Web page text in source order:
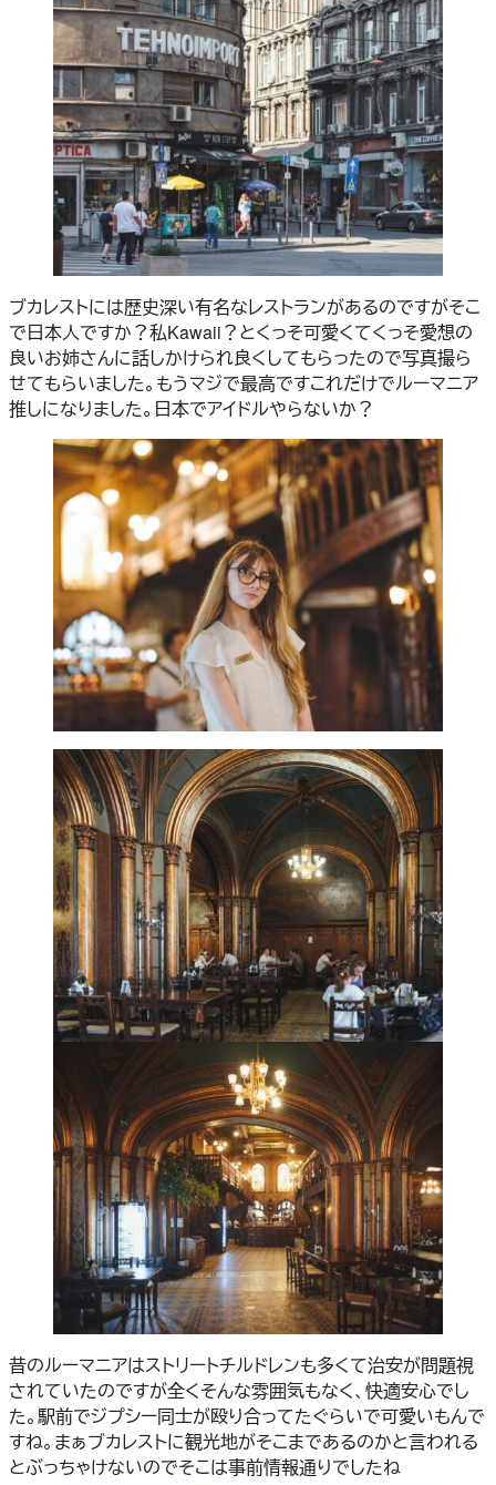
ブカレストには歴史深い有名なレストランがあるのですがそこ
で日本人ですか？私Kawaii？とくっそ可愛くてくっそ愛想の
良いお姉さんに話しかけられ良くしてもらったので写真撮ら
せてもらいました。もうマジで最高ですこれだけでルーマニア
推しになりました。日本でアイドルやらないか？
昔のルーマニアはストリートチルドレンも多くて治安が問題視
されていたのですが全くそんな雰囲気もなく、快適安心でし
た。駅前でジプシー同士が殴り合ってたぐらいで可愛いもんで
すね。まぁブカレストに観光地がそこまであるのかと言われる
とぶっちゃけないのでそこは事前情報通りでしたね